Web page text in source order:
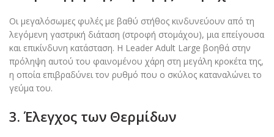
Οι μεγαλόσωμες φυλές με βαθύ στήθος κινδυνεύουν από τη
λεγόμενη γαστρική διάταση (στροφή στομάχου), μια επείγουσα
και επικίνδυνη κατάσταση. Η Leader Adult Large βοηθά στην
πρόληψη αυτού του φαινομένου χάρη στη μεγάλη κροκέτα της,
η οποία επιβραδύνει τον ρυθμό που ο σκύλος καταναλώνει το
γεύμα του.
3. Έλεγχος των Θερμίδων